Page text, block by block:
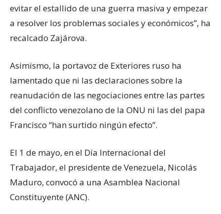
evitar el estallido de una guerra masiva y empezar
a resolver los problemas sociales y económicos”, ha
recalcado Zajárova.
Asimismo, la portavoz de Exteriores ruso ha
lamentado que ni las declaraciones sobre la
reanudación de las negociaciones entre las partes
del conflicto venezolano de la ONU ni las del papa
Francisco “han surtido ningún efecto”.
El 1 de mayo, en el Día Internacional del
Trabajador, el presidente de Venezuela, Nicolás
Maduro, convocó a una Asamblea Nacional
Constituyente (ANC).